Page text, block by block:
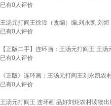
已有0人评价
王汤元打阎王徐淦（改编）编,刘永凯,刘
已有0人评价
【正版二手】连环画：王汤元打阎王 王
已有0人评价
《正版》连环画：王汤元打阎王刘永凯农
已有0人评价
王汤元打阎王 连环画 品好刘炬农村读物